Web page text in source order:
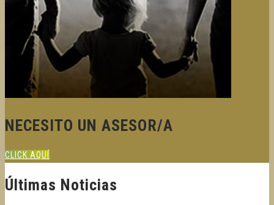
NECESITO UN ASESOR/A
CLICK AQUÍ
Últimas Noticias